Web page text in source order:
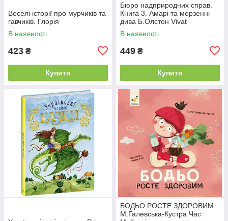
Веселі історії про мурчиків та
гавчиків. Глорія
В наявності
423 ₴
Купити
Бюро надприродних справ.
Книга 3. Амарі та мерзенні
дива Б.Олстон Vivat
В наявності
449 ₴
Купити
БОДЬО РОСТЕ ЗДОРОВИМ
М.Галевська-Кустра Час